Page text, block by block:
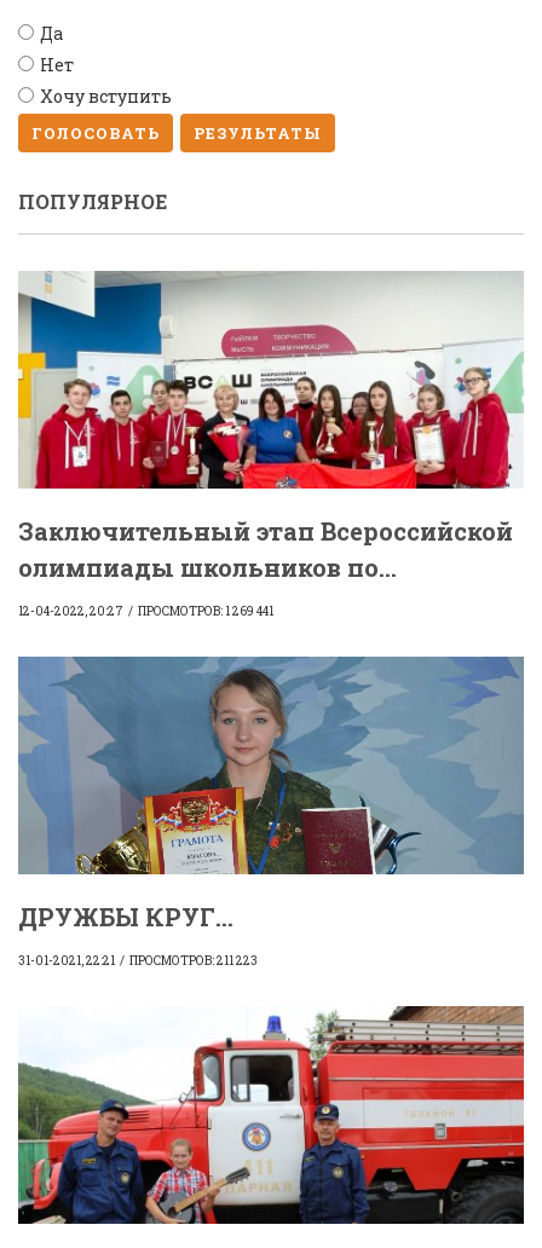
Да
Нет
Хочу вступить
ГОЛОСОВАТЬ РЕЗУЛЬТАТЫ
ПОПУЛЯРНОЕ
Заключительный этап Всероссийской
олимпиады школьников по...
12-04-2022, 20:27 ПРОСМОТРОВ: 1 269 441
ДРУЖБЫ КРУГ...
31-01-2021, 22:21 ПРОСМОТРОВ: 211 223